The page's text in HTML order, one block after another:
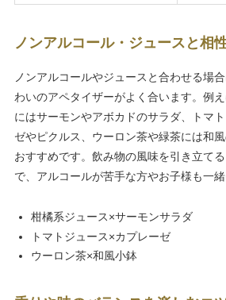
ノンアルコール・ジュースと相
ノンアルコールやジュースと合わせる場
わいのアペタイザーがよく合います。例
にはサーモンやアボカドのサラダ、トマ
ゼやピクルス、ウーロン茶や緑茶には和
おすすめです。飲み物の風味を引き立て
で、アルコールが苦手な方やお子様も一緒
柑橘系ジュース×サーモンサラダ
トマトジュース×カプレーゼ
ウーロン茶×和風小鉢